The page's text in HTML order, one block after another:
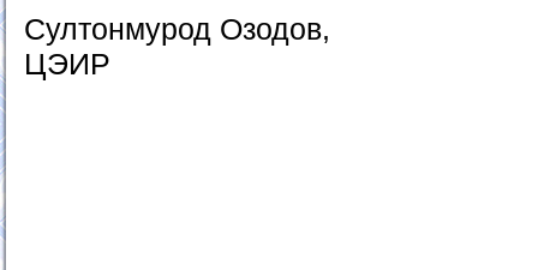
Султонмурод Озодов,
ЦЭИР